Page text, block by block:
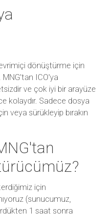
dönüştürme için
MNG'tan ICO'ya
ve çok iyi bir arayüze
kolaydır. Sadece dosya
veya sürükleyip bırakın
için
(sunucumuz,
1 saat sonra